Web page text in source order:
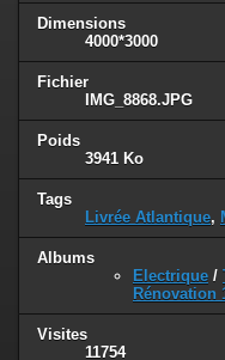
Dimensions
4000*3000
Fichier
IMG_8868.JPG
Poids
3941 Ko
Tags
Livrée Atlantique,
Albums
Electrique /
Rénovation
Visites
11754